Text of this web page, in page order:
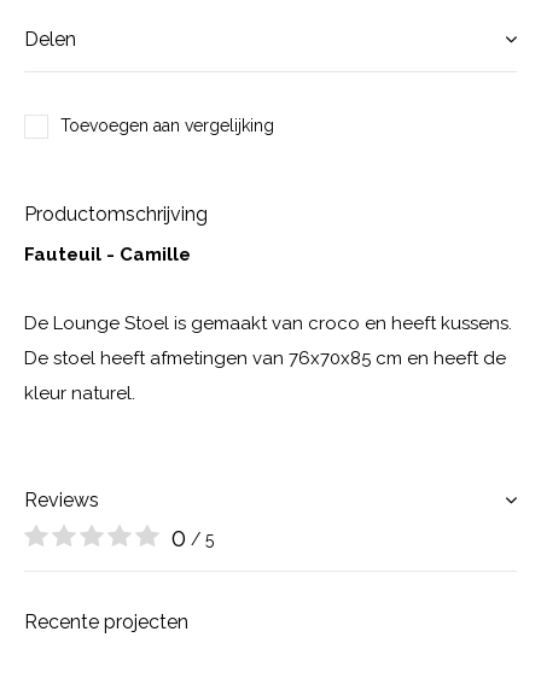
Delen
Toevoegen aan vergelijking
Productomschrijving
Fauteuil - Camille
De Lounge Stoel is gemaakt van croco en heeft kussens.
De stoel heeft afmetingen van 76x70x85 cm en heeft de
kleur naturel.
Reviews
0 / 5
Recente projecten